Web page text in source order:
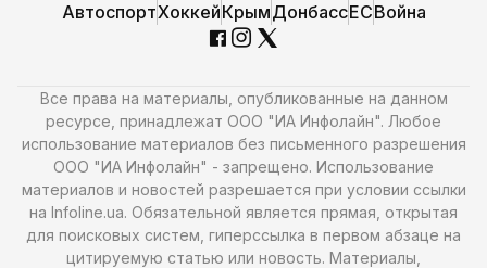
АвтоспортХоккейКрымДонбассЕСВойна
Все права на материалы, опубликованные на данном
ресурсе, принадлежат ООО "ИА Инфолайн". Любое
использование материалов без письменного разрешения
ООО "ИА Инфолайн" - запрещено. Использование
материалов и новостей разрешается при условии ссылки
на Infoline.ua. Обязательной является прямая, открытая
для поисковых систем, гиперссылка в первом абзаце на
цитируемую статью или новость. Материалы,